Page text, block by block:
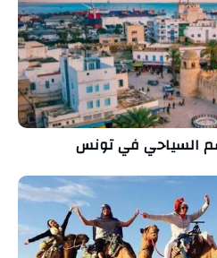
السياحي في تونس